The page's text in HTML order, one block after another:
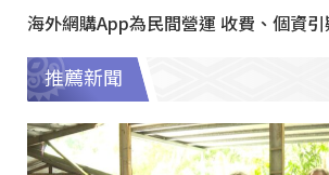
海外網購App為民間營運 收費、個資
推薦新聞